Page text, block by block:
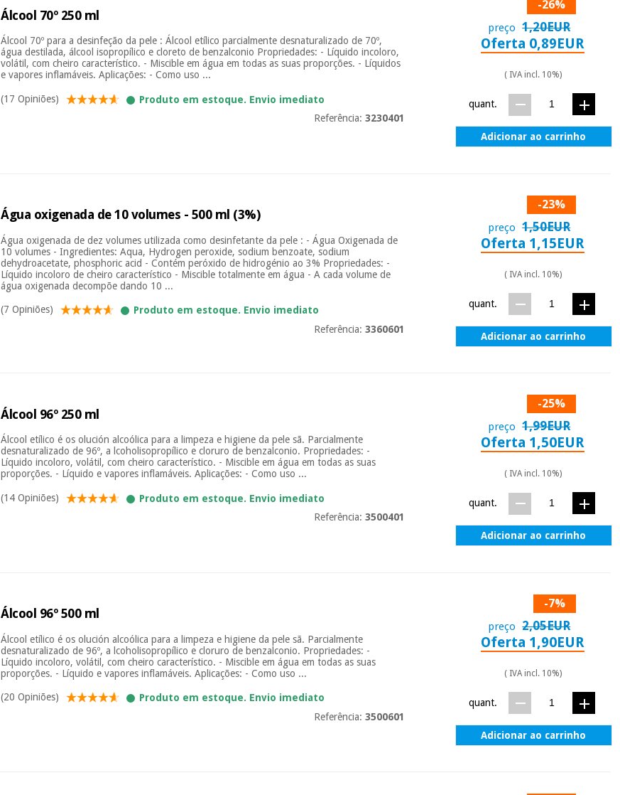
Álcool 70º 250 ml
Álcool 70º para a desinfeção da pele : Álcool etílico parcialmente desnaturalizado de 70º,
água destilada, álcool isopropílico e cloreto de benzalconio Propriedades: - Líquido incoloro,
volátil, com cheiro característico. - Miscible em água em todas as suas proporções. - Líquidos
e vapores inflamáveis. Aplicações: - Como uso ...
(17 Opiniões)
Produto em estoque. Envio imediato
Referência: 3230401
-26%
preço 1,20EUR
Oferta 0,89EUR
( IVA incl. 10%)
quant.
Adicionar ao carrinho
Água oxigenada de 10 volumes - 500 ml (3%)
Água oxigenada de dez volumes utilizada como desinfetante da pele : - Água Oxigenada de
10 volumes - Ingredientes: Aqua, Hydrogen peroxide, sodium benzoate, sodium
dehydroacetate, phosphoric acid - Contém peróxido de hidrogénio ao 3% Propriedades: -
Líquido incoloro de cheiro característico - Miscible totalmente em água - A cada volume de
água oxigenada decompõe dando 10 ...
(7 Opiniões)
Produto em estoque. Envio imediato
Referência: 3360601
-23%
preço 1,50EUR
Oferta 1,15EUR
( IVA incl. 10%)
quant.
Adicionar ao carrinho
Álcool 96º 250 ml
Álcool etílico é os olución alcoólica para a limpeza e higiene da pele sã. Parcialmente
desnaturalizado de 96º, a lcoholisopropílico e cloruro de benzalconio. Propriedades: -
Líquido incoloro, volátil, com cheiro característico. - Miscible em água em todas as suas
proporções. - Líquido e vapores inflamáveis. Aplicações: - Como uso ...
(14 Opiniões)
Produto em estoque. Envio imediato
Referência: 3500401
-25%
preço 1,99EUR
Oferta 1,50EUR
( IVA incl. 10%)
quant.
Adicionar ao carrinho
Álcool 96º 500 ml
Álcool etílico é os olución alcoólica para a limpeza e higiene da pele sã. Parcialmente
desnaturalizado de 96º, a lcoholisopropílico e cloruro de benzalconio. Propriedades: -
Líquido incoloro, volátil, com cheiro característico. - Miscible em água em todas as suas
proporções. - Líquido e vapores inflamáveis. Aplicações: - Como uso ...
(20 Opiniões)
Produto em estoque. Envio imediato
Referência: 3500601
-7%
preço 2,05EUR
Oferta 1,90EUR
( IVA incl. 10%)
quant.
Adicionar ao carrinho